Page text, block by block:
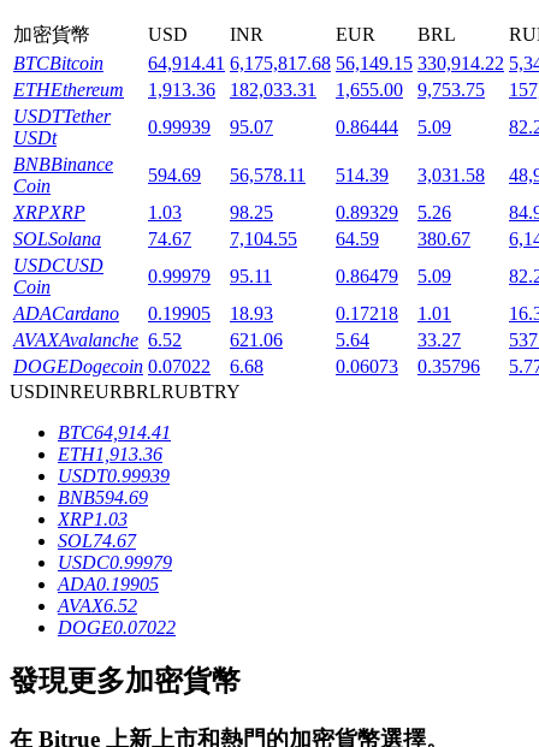
Launchpool
活期質押獲得熱門資產
鎖倉BTR
輕鬆獲得多重福利
借貸寶
借貸數字貨幣，及時且安全的服務
加密貨幣 USD INR EUR BRL
BTCBitcoin 64,914.41 6,175,817.68 56,149.15 330,914.22
ETHEthereum 1,913.36 182,033.31 1,655.00 9,753.75
USDTTether
USDt
0.99939 95.07 0.86444 5.09
BNBBinance
Coin
594.69 56,578.11 514.39 3,031.58
XRPXRP 1.03 98.25 0.89329 5.26
SOLSolana 74.67 7,104.55 64.59 380.67
USDCUSD
Coin
0.99979 95.11 0.86479 5.09
ADACardano 0.19905 18.93 0.17218 1.01
AVAXAvalanche 6.52 621.06 5.64 33.27
DOGEDogecoin 0.07022 6.68 0.06073 0.35796
USDINREURBRLRUBTRY
BTC64,914.41
ETH1,913.36
USDT0.99939
BNB594.69
XRP1.03
SOL74.67
USDC0.99979
ADA0.19905
AVAX6.52
DOGE0.07022
發現更多加密貨幣
在 Bitrue 上新上市和熱門的加密貨幣選擇。